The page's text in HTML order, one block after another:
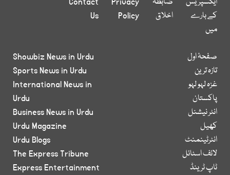
کے بارے
میں
اخلاق
Policy
Us
صفحۂ اول
تازہ ترین
غزہ لہو لہو
پاکستان
انٹر نیشنل
کھیل
انٹرٹینمنٹ
لائف اسٹائل
ٹاپ ٹرینڈ
Showbiz News in Urdu
Sports News in Urdu
International News in
Urdu
Business News in Urdu
Urdu Magazine
Urdu Blogs
The Express Tribune
Express Entertainment